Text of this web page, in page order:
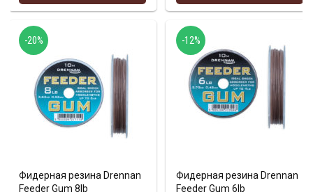
Фидерная резина Drennan
Feeder Gum 8lb
-20%
Фидерная резина Drennan
Feeder Gum 6lb
-12%